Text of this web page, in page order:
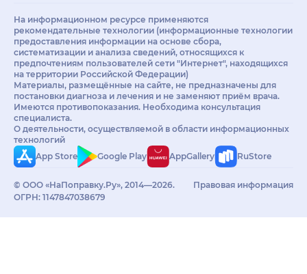
На информационном ресурсе применяются
рекомендательные технологии (информационные технологии
предоставления информации на основе сбора,
систематизации и анализа сведений, относящихся к
предпочтениям пользователей сети "Интернет", находящихся
на территории Российской Федерации)
Материалы, размещённые на сайте, не предназначены для
постановки диагноза и лечения и не заменяют приём врача.
Имеются противопоказания. Необходима консультация
специалиста.
О деятельности, осуществляемой в области информационных
технологий
App Store
Google Play AppGallery RuStore
© ООО «НаПоправку.Ру», 2014—2026.
ОГРН: 1147847038679
Правовая информация